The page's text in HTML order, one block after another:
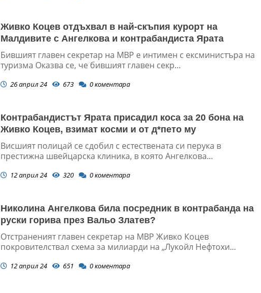
Живко Коцев отдъхвал в най-скъпия курорт на
Малдивите с Ангелкова и контрабандиста Ярата
Бившият главен секретар на МВР е интимен с ексминистъра на
туризма Оказва се, че бившият главен секр...
26 април 24 673 0коментара
Контрабандистът Ярата присадил коса за 20 бона на
Живко Коцев, взимат косми и от д*пето му
Висшият полицай се сдобил с естествената си перука в
престижна швейцарска клиника, в която Ангелкова...
12 април 24 320 0коментара
Николина Ангелкова била посредник в контрабанда на
руски горива през Вальо Златев?
Отстраненият главен секретар на МВР Живко Коцев
покровителствал схема за милиарди на „Лукойл Нефтохи...
12 април 24 651 0коментара